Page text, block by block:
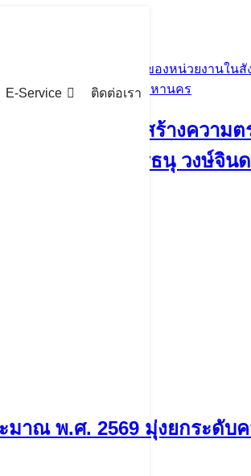
E-Service ติดต่อเรา
กในการป้องกันการทุจริตของหน่วยงานใ
บางกอกพาเลส กรุงเทพมหานคร
งานการคลังและสร้างความ
ดยมี ว่าที่ร้อยตรีธนุ วงษ์จิน
นคร
าณ พ.ศ. 2569 มุ่งยกระดับ